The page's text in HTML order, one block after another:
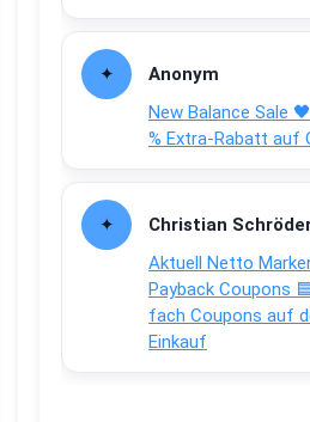
Anonym
New Balance Sale
% Extra-Rabatt auf
Christian
Aktuell Netto
Payback Coupons
fach Coupons auf
Einkauf